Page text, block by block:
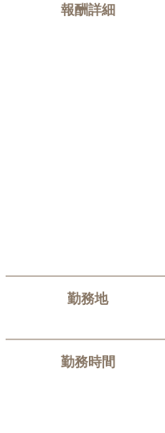
報酬詳細
勤務地
勤務時間